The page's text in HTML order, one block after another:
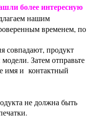
более интересную
нашим
временем, по
совпадают, продукт
Затем отправьте
имя и контактный
не должна быть